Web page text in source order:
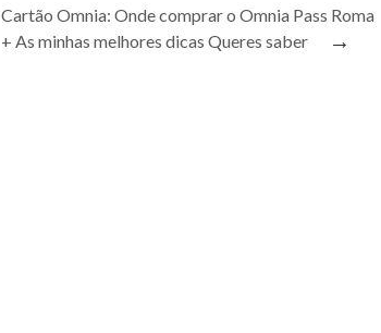
Cartão Omnia: Onde comprar o Omnia Pass Roma
+ As minhas melhores dicas Queres saber
→